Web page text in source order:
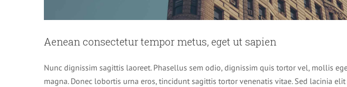
Aenean consectetur tempor metus, eget ut sapien
Nunc dignissim sagittis laoreet. Phasellus sem odio, dignissim quis tortor vel, mollis
magna. Donec lobortis urna eros, tincidunt sagittis tortor venenatis vitae. Sed lacinia